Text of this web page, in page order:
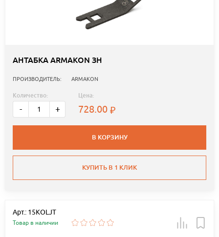
АНТАБКА ARMAKON ЗН
ПРОИЗВОДИТЕЛЬ: ARMAKON
Количество:
- +
Цена:
728.00
В КОРЗИНУ
КУПИТЬ В 1 КЛИК
Арт.: 15KOLJT
Товар в наличии